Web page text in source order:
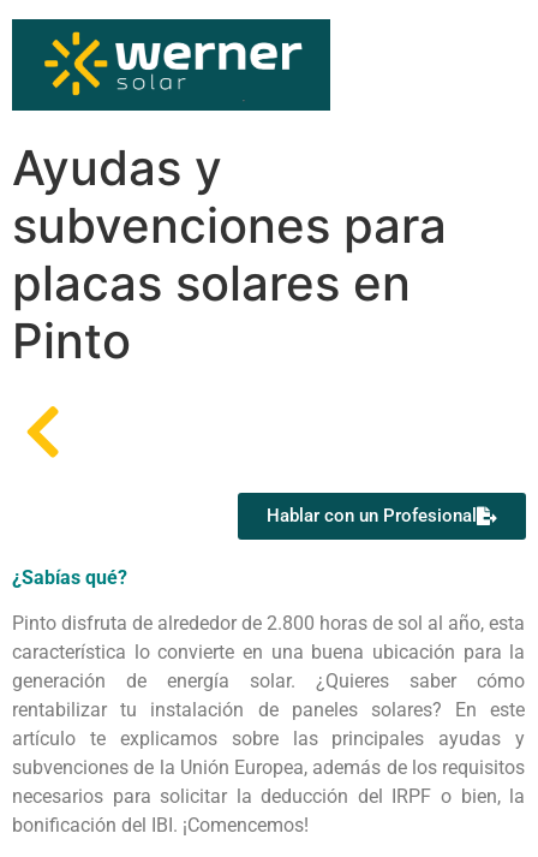
Ayudas y
subvenciones para
placas solares en
Pinto
Hablar con un Profesional
¿Sabías qué?
Pinto disfruta de alrededor de 2.800 horas de sol al año, esta
característica lo convierte en una buena ubicación para la
generación de energía solar. ¿Quieres saber cómo
rentabilizar tu instalación de paneles solares? En este
artículo te explicamos sobre las principales ayudas y
subvenciones de la Unión Europea, además de los requisitos
necesarios para solicitar la deducción del IRPF o bien, la
bonificación del IBI. ¡Comencemos!